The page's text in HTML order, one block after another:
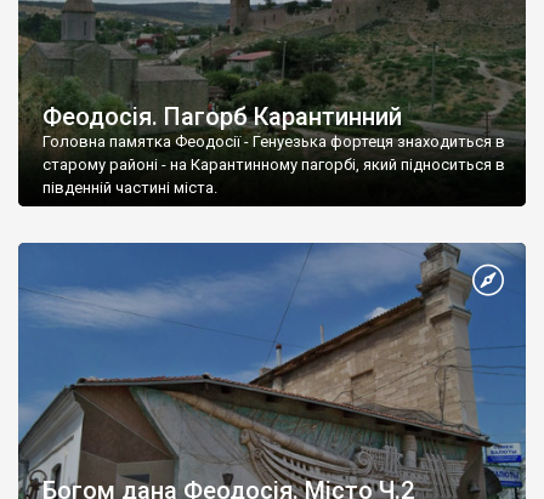
Феодосія. Пагорб Карантинний
Головна памятка Феодосії - Генуезька фортеця знаходиться в
старому районі - на Карантинному пагорбі, який підноситься в
південній частині міста.
Богом дана Феодосія. Місто Ч.2